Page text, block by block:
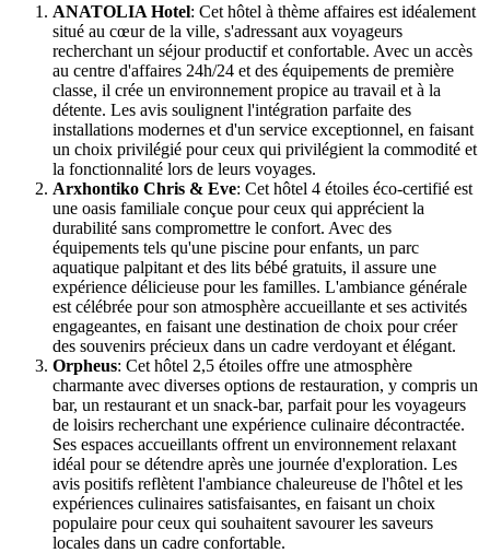
ANATOLIA Hotel: Cet hôtel à thème affaires est idéalement
situé au cœur de la ville, s'adressant aux voyageurs
recherchant un séjour productif et confortable. Avec un accès
au centre d'affaires 24h/24 et des équipements de première
classe, il crée un environnement propice au travail et à la
détente. Les avis soulignent l'intégration parfaite des
installations modernes et d'un service exceptionnel, en faisant
un choix privilégié pour ceux qui privilégient la commodité et
la fonctionnalité lors de leurs voyages.
Arxhontiko Chris & Eve: Cet hôtel 4 étoiles éco-certifié est
une oasis familiale conçue pour ceux qui apprécient la
durabilité sans compromettre le confort. Avec des
équipements tels qu'une piscine pour enfants, un parc
aquatique palpitant et des lits bébé gratuits, il assure une
expérience délicieuse pour les familles. L'ambiance générale
est célébrée pour son atmosphère accueillante et ses activités
engageantes, en faisant une destination de choix pour créer
des souvenirs précieux dans un cadre verdoyant et élégant.
Orpheus: Cet hôtel 2,5 étoiles offre une atmosphère
charmante avec diverses options de restauration, y compris un
bar, un restaurant et un snack-bar, parfait pour les voyageurs
de loisirs recherchant une expérience culinaire décontractée.
Ses espaces accueillants offrent un environnement relaxant
idéal pour se détendre après une journée d'exploration. Les
avis positifs reflètent l'ambiance chaleureuse de l'hôtel et les
expériences culinaires satisfaisantes, en faisant un choix
populaire pour ceux qui souhaitent savourer les saveurs
locales dans un cadre confortable.